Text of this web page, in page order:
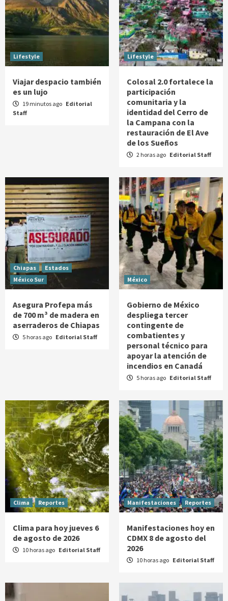
Lifestyle
Viajar despacio también
es un lujo
19 minutos ago Editorial
Staff
Lifestyle
Colosal 2.0 fortalece la
participación
comunitaria y la
identidad del Cerro de
la Campana con la
restauración de El Ave
de los Sueños
2 horas ago Editorial Staff
Chiapas
Estados
México Sur
Asegura Profepa más
de 700 m³ de madera en
aserraderos de Chiapas
5 horas ago Editorial Staff
México
Gobierno de México
despliega tercer
contingente de
combatientes y
personal técnico para
apoyar la atención de
incendios en Canadá
5 horas ago Editorial Staff
Clima Reportes
Clima para hoy jueves 6
de agosto de 2026
10 horas ago Editorial Staff
Manifestaciones Reportes
Manifestaciones hoy en
CDMX 8 de agosto del
2026
10 horas ago Editorial Staff